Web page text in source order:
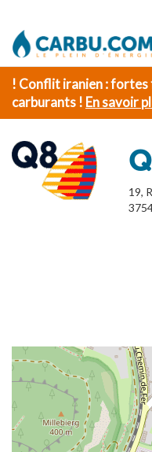
! Conflit iranien :
carburants ! En savoir
19,